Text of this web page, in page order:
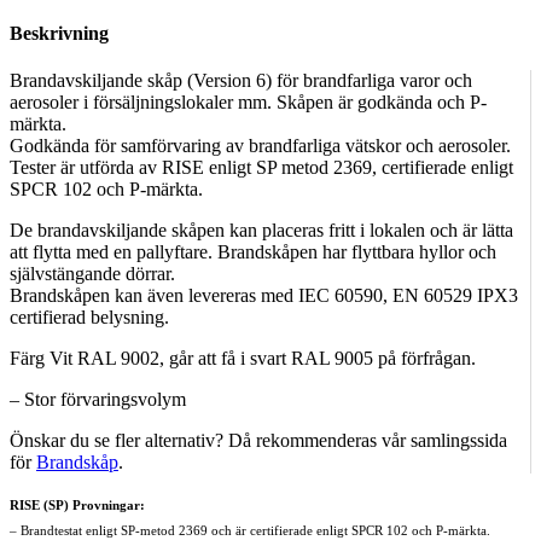
Beskrivning
Brandavskiljande skåp (Version 6) för brandfarliga varor och
aerosoler i försäljningslokaler mm. Skåpen är godkända och P-
märkta.
Godkända för samförvaring av brandfarliga vätskor och aerosoler.
Tester är utförda av RISE enligt SP metod 2369, certifierade enligt
SPCR 102 och P-märkta.
De brandavskiljande skåpen kan placeras fritt i lokalen och är lätta
att flytta med en pallyftare. Brandskåpen har flyttbara hyllor och
självstängande dörrar.
Brandskåpen kan även levereras med IEC 60590, EN 60529 IPX3
certifierad belysning.
Färg Vit RAL 9002, går att få i svart RAL 9005 på förfrågan.
– Stor förvaringsvolym
Önskar du se fler alternativ? Då rekommenderas vår samlingssida
förBrandskåp.
RISE (SP) Provningar:
– Brandtestat enligt SP-metod 2369 och är certifierade enligt SPCR 102 och P-märkta.